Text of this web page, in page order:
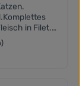
in Filet.
Taurin.
veränderte